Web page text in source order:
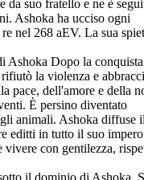
da suo fratello e ne è
Ashoka ha ucciso ogni
nel 268 aEV. La sua
Ashoka Dopo la
la violenza e
pace, dell'amore e della
È persino diventato
animali. Ashoka diffuse
editti in tutto il suo
con gentilezza,
il dominio di Ashoka.